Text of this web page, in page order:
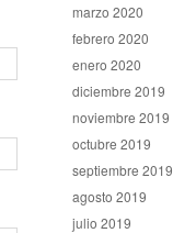
marzo 2020
febrero 2020
enero 2020
diciembre 2019
noviembre 2019
octubre 2019
septiembre 2019
agosto 2019
julio 2019